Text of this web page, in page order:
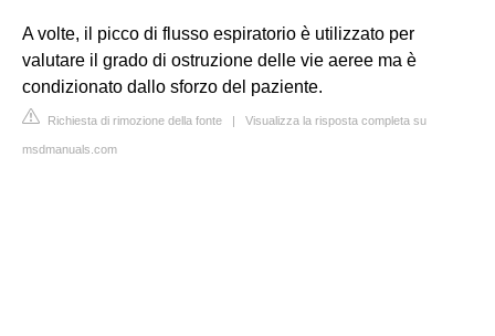
A volte, il picco di flusso espiratorio è utilizzato per
valutare il grado di ostruzione delle vie aeree ma è
condizionato dallo sforzo del paziente.
Richiesta di rimozione della fonte | Visualizza la risposta completa su
msdmanuals.com